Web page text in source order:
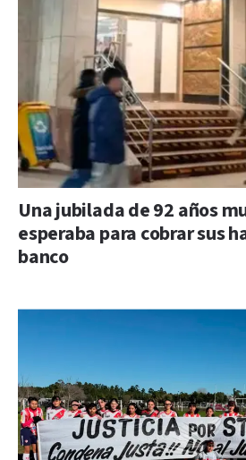
Una jubilada de 92 años
esperaba para cobrar sus
banco